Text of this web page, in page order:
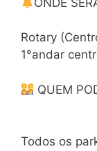
Rotary
1°andar
QUEM
Todos os